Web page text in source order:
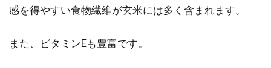
感を得やすい食物繊維が玄米には多く含まれます。
また、ビタミンEも豊富です。